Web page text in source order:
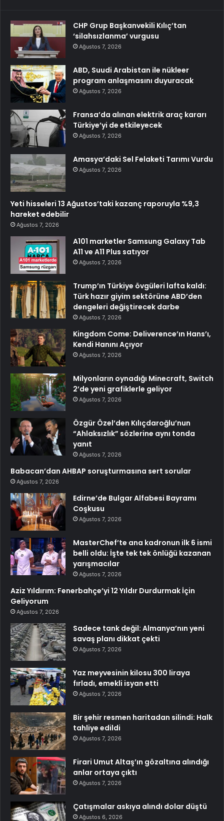
CHP Grup Başkanvekili Kılıç’tan
‘silahsızlanma’ vurgusu
Ağustos 7, 2026
ABD, Suudi Arabistan ile nükleer
program anlaşmasını duyuracak
Ağustos 7, 2026
Fransa’da alınan elektrik araç kararı
Türkiye’yi de etkileyecek
Ağustos 7, 2026
Amasya’daki Sel Felaketi Tarımı Vurdu
Ağustos 7, 2026
Yeti hisseleri 13 Ağustos’taki kazanç raporuyla %9,3
hareket edebilir
Ağustos 7, 2026
A101 marketler Samsung Galaxy Tab
A11 ve A11 Plus satıyor
Ağustos 7, 2026
Trump’ın Türkiye övgüleri lafta kaldı:
Türk hazır giyim sektörüne ABD’den
dengeleri değiştirecek darbe
Ağustos 7, 2026
Kingdom Come: Deliverence’ın Hans’ı,
Kendi Hanını Açıyor
Ağustos 7, 2026
Milyonların oynadığı Minecraft, Switch
2’de yeni grafiklerle geliyor
Ağustos 7, 2026
Özgür Özel’den Kılıçdaroğlu’nun
“Ahlaksızlık” sözlerine aynı tonda
yanıt
Ağustos 7, 2026
Babacan’dan AHBAP soruşturmasına sert sorular
Ağustos 7, 2026
Edirne’de Bulgar Alfabesi Bayramı
Coşkusu
Ağustos 7, 2026
MasterChef’te ana kadronun ilk 6 ismi
belli oldu: İşte tek tek önlüğü kazanan
yarışmacılar
Ağustos 7, 2026
Aziz Yıldırım: Fenerbahçe’yi 12 Yıldır Durdurmak İçin
Geliyorum
Ağustos 7, 2026
Sadece tank değil: Almanya’nın yeni
savaş planı dikkat çekti
Ağustos 7, 2026
Yaz meyvesinin kilosu 300 liraya
fırladı, emekli isyan etti
Ağustos 7, 2026
Bir şehir resmen haritadan silindi: Halk
tahliye edildi
Ağustos 7, 2026
Firari Umut Altaş’ın gözaltına alındığı
anlar ortaya çıktı
Ağustos 7, 2026
Çatışmalar askıya alındı dolar düştü
Ağustos 6, 2026